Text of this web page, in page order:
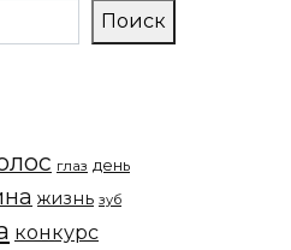
Поиск
глаз день
жизнь зуб
конкурс